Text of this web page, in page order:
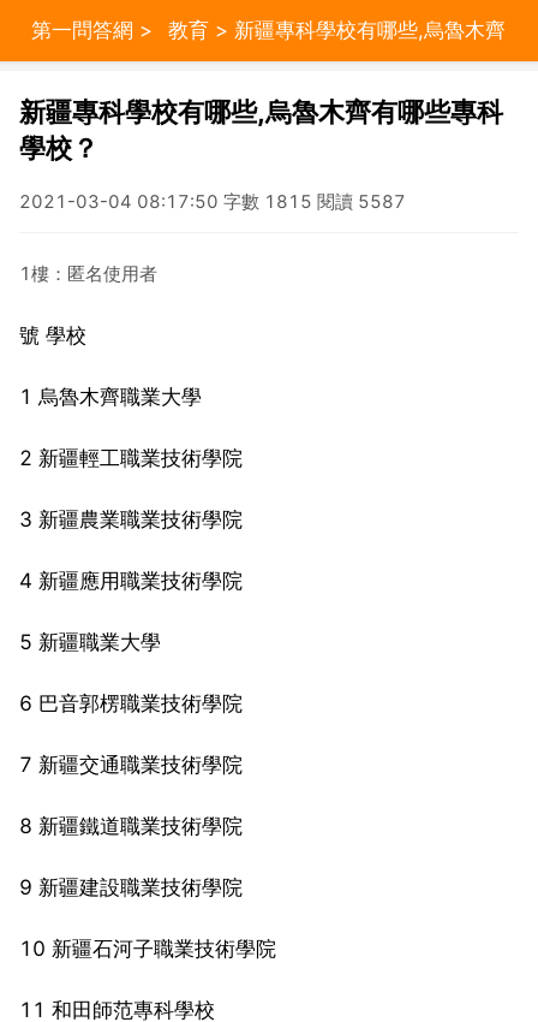
第一問答網 > 教育 > 新疆專科學校有哪些,烏魯木齊
有哪些專科學校？
新疆專科學校有哪些,烏魯木齊有哪些專科
學校？
2021-03-04 08:17:50 字數 1815 閱讀 5587
1樓：匿名使用者
號 學校
1 烏魯木齊職業大學
2 新疆輕工職業技術學院
3 新疆農業職業技術學院
4 新疆應用職業技術學院
5 新疆職業大學
6 巴音郭楞職業技術學院
7 新疆交通職業技術學院
8 新疆鐵道職業技術學院
9 新疆建設職業技術學院
10 新疆石河子職業技術學院
11 和田師范專科學校